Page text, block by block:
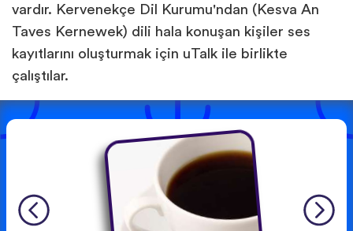
vardır. Kervenekçe Dil Kurumu'ndan (Kesva An
Taves Kernewek) dili hala konuşan kişiler ses
kayıtlarını oluşturmak için uTalk ile birlikte
çalıştılar.